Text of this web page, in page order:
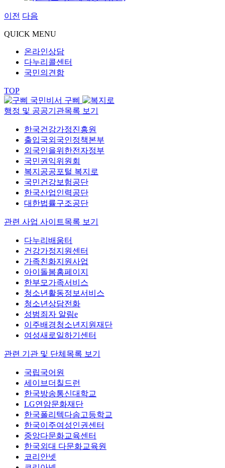
이전 다음
QUICK MENU
온라인상담
다누리콜센터
국민의견함
TOP
국민비서 구삐
행정 및 공공기관목록 보기
한국건강가정진흥원
출입국외국인정책본부
외국인을위한전자정부
국민권익위원회
복지공공포털 복지로
국민건강보험공단
한국산업인력공단
대한법률구조공단
관련 사업 사이트목록 보기
다누리배움터
건강가정지원센터
가족친화지원사업
아이돌봄홈페이지
한부모가족서비스
청소년활동정보서비스
청소년상담전화
성범죄자 알림e
이주배경청소년지원재단
여성새로일하기센터
관련 기관 및 단체 목록 보기
국립국어원
세이브더칠드런
한국방송통신대학교
LG연암문화재단
한국폴리텍다솜고등학교
한국이주여성인권센터
중앙다문화교육센터
한국외대 다문화교육원
코리안넷